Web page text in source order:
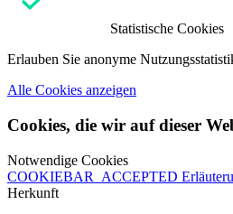
Statistische Cookies
Erlauben Sie anonyme
Alle Cookies anzeigen
Cookies, die wir auf dieser
Notwendige Cookies
COOKIEBAR_ACCEPTED
Herkunft